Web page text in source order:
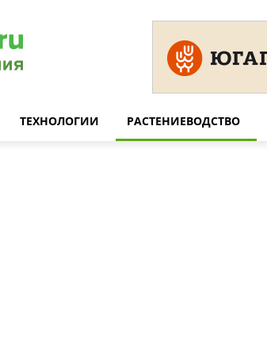
ТЕХНОЛОГИИ РАСТЕНИЕВОДСТВО